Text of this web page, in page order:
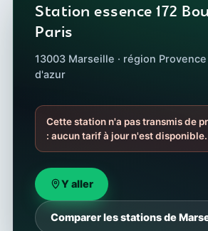
Station essence 172
Paris
13003 Marseille · région
d'azur
Cette station n'a pas transmis de
: aucun tarif à jour n'est disponible.
Y aller
Comparer les stations de